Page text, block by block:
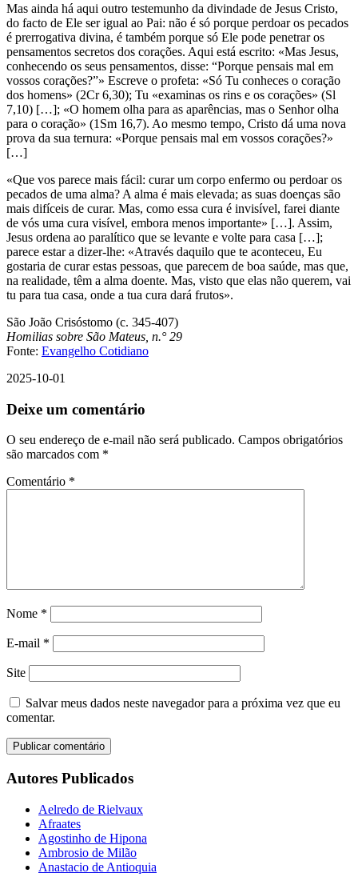
Mas ainda há aqui outro testemunho da divindade de Jesus Cristo,
do facto de Ele ser igual ao Pai: não é só porque perdoar os pecados
é prerrogativa divina, é também porque só Ele pode penetrar os
pensamentos secretos dos corações. Aqui está escrito: «Mas Jesus,
conhecendo os seus pensamentos, disse: “Porque pensais mal em
vossos corações?”» Escreve o profeta: «Só Tu conheces o coração
dos homens» (2Cr 6,30); Tu «examinas os rins e os corações» (Sl
7,10) […]; «O homem olha para as aparências, mas o Senhor olha
para o coração» (1Sm 16,7). Ao mesmo tempo, Cristo dá uma nova
prova da sua ternura: «Porque pensais mal em vossos corações?»
[…]
«Que vos parece mais fácil: curar um corpo enfermo ou perdoar os
pecados de uma alma? A alma é mais elevada; as suas doenças são
mais difíceis de curar. Mas, como essa cura é invisível, farei diante
de vós uma cura visível, embora menos importante» […]. Assim,
Jesus ordena ao paralítico que se levante e volte para casa […];
parece estar a dizer-lhe: «Através daquilo que te aconteceu, Eu
gostaria de curar estas pessoas, que parecem de boa saúde, mas que,
na realidade, têm a alma doente. Mas, visto que elas não querem, vai
tu para tua casa, onde a tua cura dará frutos».
São João Crisóstomo (c. 345-407)
Homilias sobre São Mateus, n.° 29
Fonte: Evangelho Cotidiano
2025-10-01
Deixe um comentário
O seu endereço de e-mail não será publicado. Campos obrigatórios
são marcados com *
Comentário *
Nome *
E-mail *
Site
Salvar meus dados neste navegador para a próxima vez que eu
comentar.
Autores Publicados
Aelredo de Rielvaux
Afraates
Agostinho de Hipona
Ambrosio de Milão
Anastacio de Antioquia